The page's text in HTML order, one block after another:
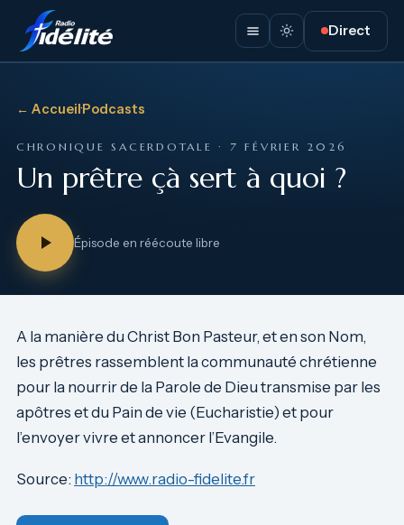
Direct
← Accueil·Podcasts
CHRONIQUE SACERDOTALE · 7 FÉVRIER 2026
Un prêtre çà sert à quoi ?
Épisode en réécoute libre
A la manière du Christ Bon Pasteur, et en son Nom,
les prêtres rassemblent la communauté chrétienne
pour la nourrir de la Parole de Dieu transmise par les
apôtres et du Pain de vie (Eucharistie) et pour
l’envoyer vivre et annoncer l’Evangile.
Source: http://www.radio-fidelite.fr